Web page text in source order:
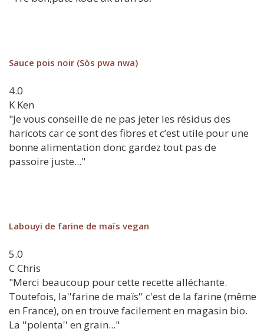
Sauce pois noir (Sòs pwa nwa)
4.0
K Ken
"Je vous conseille de ne pas jeter les résidus des
haricots car ce sont des fibres et c’est utile pour une
bonne alimentation donc gardez tout pas de
passoire juste..."
Labouyi de farine de maïs vegan
5.0
CChris
"Merci beaucoup pour cette recette alléchante.
Toutefois, la''farine de maïs'' c'est de la farine (même
en France), on en trouve facilement en magasin bio.
La ''polenta'' en grain..."